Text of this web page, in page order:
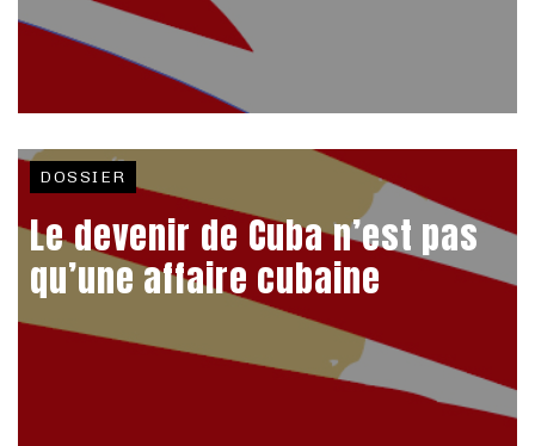
DOSSIER
Le devenir de Cuba n’est pas
qu’une affaire cubaine